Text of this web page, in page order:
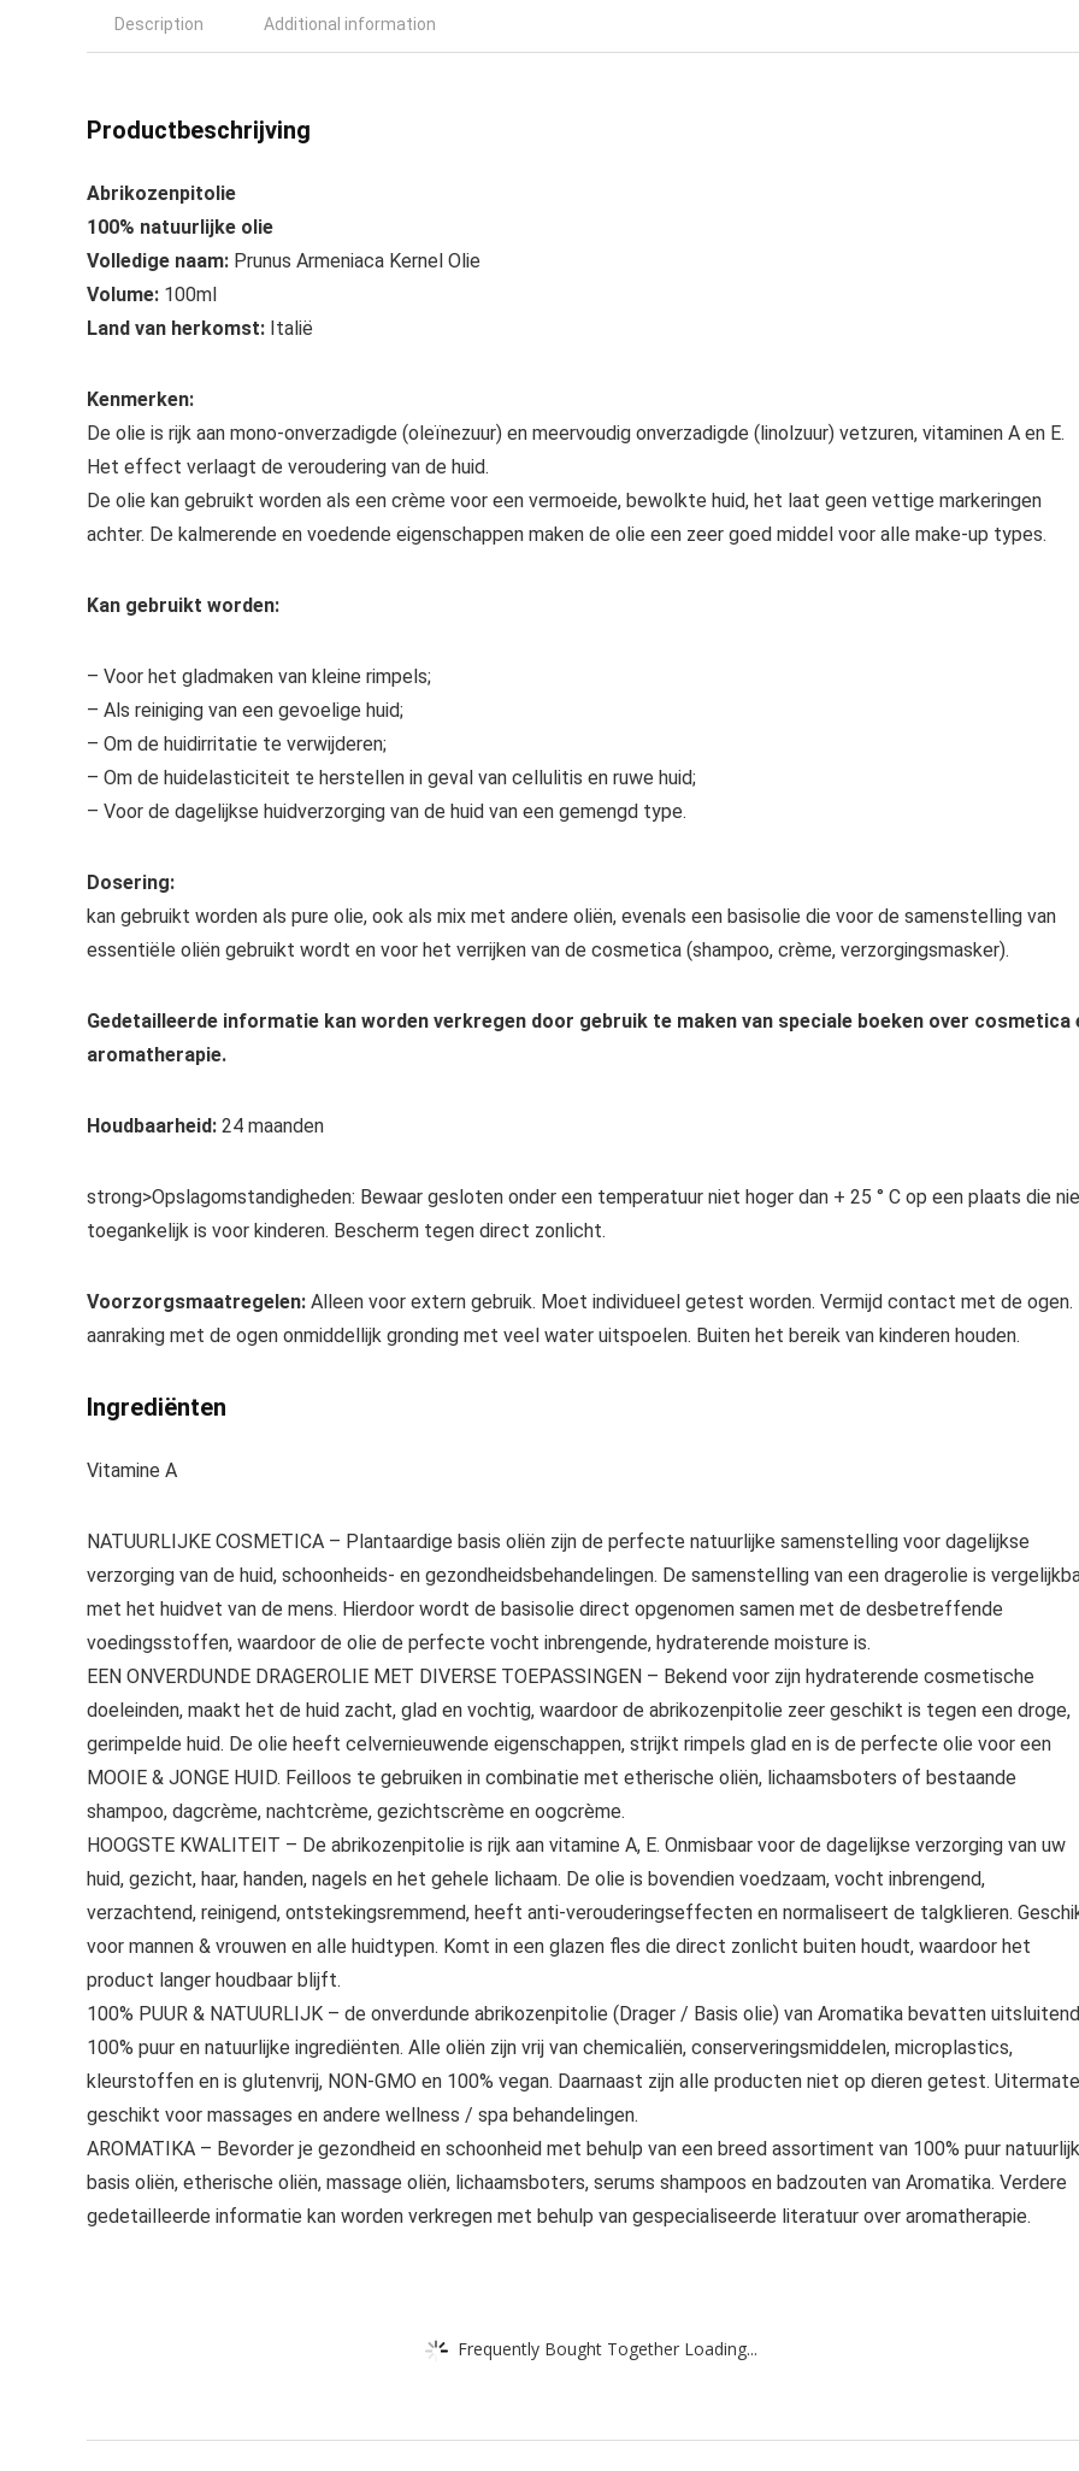
Description Additional information
Productbeschrijving
Abrikozenpitolie
100% natuurlijke olie
Volledige naam: Prunus Armeniaca Kernel Olie
Volume: 100ml
Land van herkomst: Italië
Kenmerken:
De olie is rijk aan mono-onverzadigde (oleïnezuur) en meervoudig onverzadigde (linolzuur) vetzuren, vitaminen A en E.
Het effect verlaagt de veroudering van de huid.
De olie kan gebruikt worden als een crème voor een vermoeide, bewolkte huid, het laat geen vettige markeringen
achter. De kalmerende en voedende eigenschappen maken de olie een zeer goed middel voor alle make-up types.
Kan gebruikt worden:
– Voor het gladmaken van kleine rimpels;
– Als reiniging van een gevoelige huid;
– Om de huidirritatie te verwijderen;
– Om de huidelasticiteit te herstellen in geval van cellulitis en ruwe huid;
– Voor de dagelijkse huidverzorging van de huid van een gemengd type.
Dosering:
kan gebruikt worden als pure olie, ook als mix met andere oliën, evenals een basisolie die voor de samenstelling van
essentiële oliën gebruikt wordt en voor het verrijken van de cosmetica (shampoo, crème, verzorgingsmasker).
Gedetailleerde informatie kan worden verkregen door gebruik te maken van speciale boeken over cosmetica
aromatherapie.
Houdbaarheid: 24 maanden
strong>Opslagomstandigheden: Bewaar gesloten onder een temperatuur niet hoger dan + 25 ° C op een plaats die
toegankelijk is voor kinderen. Bescherm tegen direct zonlicht.
Voorzorgsmaatregelen: Alleen voor extern gebruik. Moet individueel getest worden. Vermijd contact met de ogen.
aanraking met de ogen onmiddellijk gronding met veel water uitspoelen. Buiten het bereik van kinderen houden.
Ingrediënten
Vitamine A
NATUURLIJKE COSMETICA – Plantaardige basis oliën zijn de perfecte natuurlijke samenstelling voor dagelijkse
verzorging van de huid, schoonheids- en gezondheidsbehandelingen. De samenstelling van een dragerolie is
met het huidvet van de mens. Hierdoor wordt de basisolie direct opgenomen samen met de desbetreffende
voedingsstoffen, waardoor de olie de perfecte vocht inbrengende, hydraterende moisture is.
EEN ONVERDUNDE DRAGEROLIE MET DIVERSE TOEPASSINGEN – Bekend voor zijn hydraterende cosmetische
doeleinden, maakt het de huid zacht, glad en vochtig, waardoor de abrikozenpitolie zeer geschikt is tegen een droge,
gerimpelde huid. De olie heeft celvernieuwende eigenschappen, strijkt rimpels glad en is de perfecte olie voor een
MOOIE & JONGE HUID. Feilloos te gebruiken in combinatie met etherische oliën, lichaamsboters of bestaande
shampoo, dagcrème, nachtcrème, gezichtscrème en oogcrème.
HOOGSTE KWALITEIT – De abrikozenpitolie is rijk aan vitamine A, E. Onmisbaar voor de dagelijkse verzorging van uw
huid, gezicht, haar, handen, nagels en het gehele lichaam. De olie is bovendien voedzaam, vocht inbrengend,
verzachtend, reinigend, ontstekingsremmend, heeft anti-verouderingseffecten en normaliseert de talgklieren.
voor mannen & vrouwen en alle huidtypen. Komt in een glazen fles die direct zonlicht buiten houdt, waardoor het
product langer houdbaar blijft.
100% PUUR & NATUURLIJK – de onverdunde abrikozenpitolie (Drager / Basis olie) van Aromatika bevatten uitsluitend
100% puur en natuurlijke ingrediënten. Alle oliën zijn vrij van chemicaliën, conserveringsmiddelen, microplastics,
kleurstoffen en is glutenvrij, NON-GMO en 100% vegan. Daarnaast zijn alle producten niet op dieren getest. Uitermate
geschikt voor massages en andere wellness / spa behandelingen.
AROMATIKA – Bevorder je gezondheid en schoonheid met behulp van een breed assortiment van 100% puur
basis oliën, etherische oliën, massage oliën, lichaamsboters, serums shampoos en badzouten van Aromatika. Verdere
gedetailleerde informatie kan worden verkregen met behulp van gespecialiseerde literatuur over aromatherapie.
Frequently Bought Together Loading...